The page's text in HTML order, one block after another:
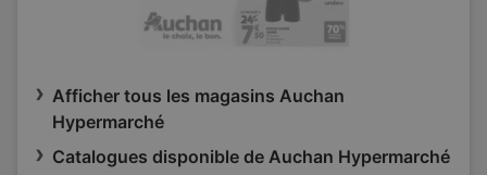
Afficher tous les magasins Auchan
Hypermarché
Catalogues disponible de Auchan Hypermarché